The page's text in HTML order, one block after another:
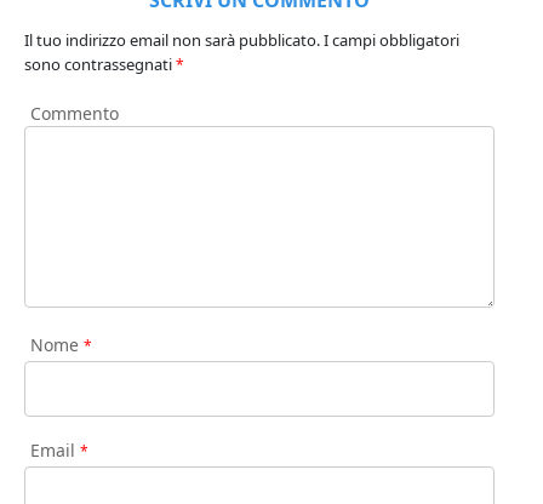
Il tuo indirizzo email non sarà pubblicato.I campi obbligatori
sono contrassegnati*
Commento
Nome *
Email *